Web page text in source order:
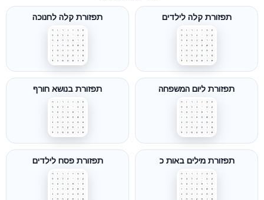
תפזורת קלה לילדים תפזורת קלה לחנוכה
תפזורת ליום המשפחה תפזורת בנושא חורף
תפזורת מילים באות כ תפזורת פסח לילדים